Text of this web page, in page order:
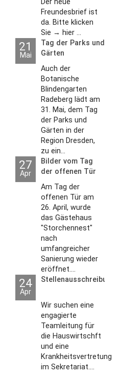
Der neue
Freundesbrief ist
da. Bitte klicken
Sie → hier ...
21
Mai
Tag der Parks und
Gärten
Auch der
Botanische
Blindengarten
Radeberg lädt am
31. Mai, dem Tag
der Parks und
Gärten in der
Region Dresden,
zu ein...
27
Apr
Bilder vom Tag
der offenen Tür
2026
Am Tag der
offenen Tür am
26. April, wurde
das Gästehaus
"Storchennest"
nach
umfangreicher
Sanierung wieder
eröffnet....
24
Apr
Stellenausschreibungen
Wir suchen eine
engagierte
Teamleitung für
die Hauswirtschft
und eine
Krankheitsvertretung
im Sekretariat....